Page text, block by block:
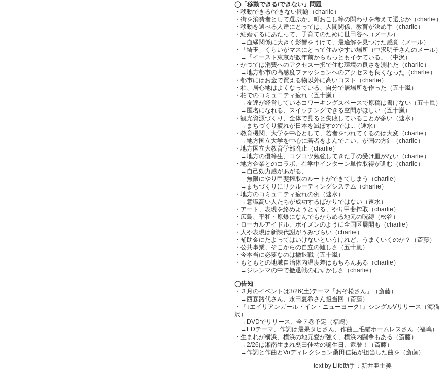
◯「移動できる/できない」問題
・移動できる/できない問題（charlie）
・街を消費者として選ぶか、町おこし等の関わりを考えて選ぶか（charlie）
・移動を選べる人達にとっては、人間関係、教育が決め手（charlie）
・結婚するにあたって、子育てのために世田谷へ（メール）
→血縁関係に大きく影響をうけて、最適解を見つけた感覚（メール）
・「埼玉」くらいがマスにとって住みやすい場所（中沢明子さんのメール）
→「イースト東京が数年前からもっともイケている」（中沢）
・かつては消費へのアクセス一択で住む環境の良さを測れた（charlie）
→地方都市の高感度ファッションへのアクセスも良くなった（charlie）
・都市にはお金で買える物以外に高いコスト（charlie）
・柏、居心地はよくなっている、自分で居場所を作った（五十嵐）
・柏でのコミュニティ疲れ（五十嵐）
→友達が経営しているコワーキングスペースで原稿は書けない（五十嵐）
→匿名になれる、スイッチングできる空間がほしい（五十嵐）
・観光資源づくり、全体で見ると失敗していることが多い（速水）
→まちづくり疲れが日本を滅ぼすのでは...（速水）
・教育機関、大学を中心として、若者をつれてくるのは大変（charlie）
→地方国立大学を中心に若者をよんでこい、が国の方針（charlie）
・地方国立大教育学部廃止（charlie）
→地方の優等生、コツコツ勉強してきた子の受け皿がない（charlie）
・地方企業とのコラボ、在学中インターン単位取得が進む（charlie）
→自己効力感があがる、
無限にやり甲斐搾取のルートができてしまう（charlie）
→まちづくりにリクルーティングシステム（charlie）
・地方のコミュニティ疲れの例（速水）
→意識高い人たちが成功するばかりではない（速水）
・アート、表現を絡めようとする、やり甲斐搾取（charlie）
・広島、平和・原爆になんでもからめる地元の呪縛（松谷）
・ローカルアイドル、ボイメンのように全国区展開も（charlie）
・人や表現は新陳代謝がうみづらい（charlie）
・補助金にたよってはいけないというけれど、うまくいくのか？（斎藤）
・公共事業、そこからの自立の難しさ（五十嵐）
・今本当に必要なのは撤退戦（五十嵐）
・もともとの地域自治体内温度差はもちろんある（charlie）
→ジレンマの中で撤退戦のむずかしさ（charlie）
◯告知
・３月のイベントは3/26(土)テーマ「おそ松さん」（斎藤）
→西森路代さん、永田夏希さん担当回（斎藤）
・『↓エイリアンガール・イン・ニューヨーク↑』シングルVリリース（海猫
沢）
→DVDでリリース、全７巻予定（福嶋）
→EDテーマ、作詞は最果タヒさん、作曲三毛猫ホームレスさん（福嶋）
・生まれが横浜、横浜の地元愛が強く、横浜内闘争もある（斎藤）
→2/26は湘南生まれ桑田佳祐の誕生日、還暦！（斎藤）
→作詞と作曲とVoディレクション桑田佳祐が担当した曲を（斎藤）
text by Life助手；新井亜主美